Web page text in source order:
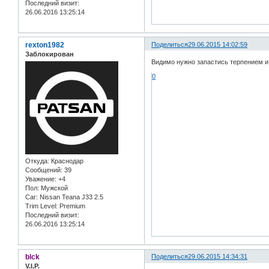
Последний визит:
26.06.2016 13:25:14
Поделиться29.06.2015 14:02:59
rexton1982
Заблокирован
Откуда: Краснодар
Сообщений: 39
Уважение: +4
Пол: Мужской
Car: Nissan Teana J33 2.5
Trim Level: Premium
Последний визит:
26.06.2016 13:25:14
Видимо нужно запастись терпением и
0
Поделиться29.06.2015 14:34:31
blck
V.I.P.